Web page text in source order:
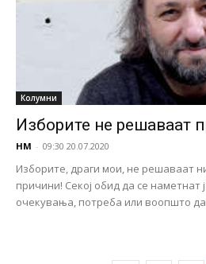
Колумни
Изборите не решаваат
НМ - 09:30 20.07.2020
Изборите, драги мои, не решаваат
причини! Секој обид да се наметнат
очекувања, потреба или воопшто